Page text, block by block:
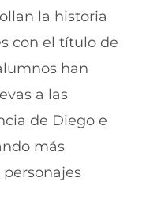
la historia
con el título de
han
a las
de Diego e
más